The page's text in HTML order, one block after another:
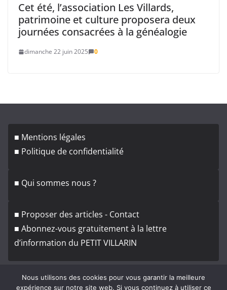
Cet été, l’association Les Villards,
patrimoine et culture proposera deux
journées consacrées à la généalogie
dimanche 22 juin 2025 0
■ Mentions légales
■ Politique de confidentialité
■ Qui sommes nous ?
■ Proposer des articles - Contact
■ Abonnez-vous gratuitement à la lettre
d’information du PETIT VILLARIN
Nous utilisons des cookies pour vous garantir la meilleure
expérience sur notre site web. Si vous continuez à utiliser ce